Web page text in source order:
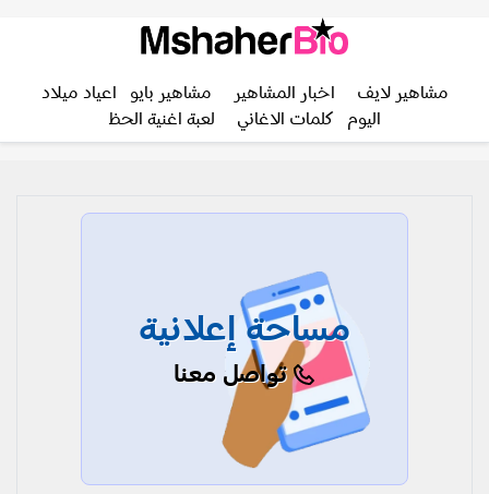
مشاهير لايف اخبار المشاهير مشاهير بايو
اعياد ميلاد
اليوم
كلمات الاغاني لعبة اغنية الحظ
مساحة إعلانية
تواصل معنا